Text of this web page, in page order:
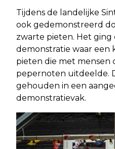
Tijdens de landelijke
ook gedemonstreerd
zwarte pieten. Het ging
demonstratie waar een
pieten die met mensen
pepernoten uitdeelde.
gehouden in een
demonstratievak.